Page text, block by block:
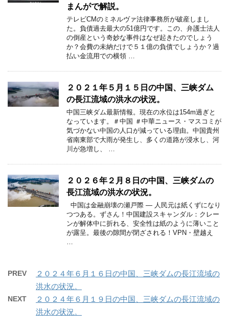
まんがで解説。
テレビCMのミネルヴァ法律事務所が破産しまし
た。負債過去最大の51億円です。この、弁護士法人
の倒産という奇妙な事件はなぜ起きたのでしょう
か？会費の未納だけで５１億の負債でしょうか？過
払い金流用での横領 …
２０２１年５月１５日の中国、三峡ダム
の長江流域の洪水の状況。
中国三峡ダム最新情報。現在の水位は154m過ぎと
なっています。＃中国 ＃中華ニュース・マスコミが
気づかない中国の人口が減っている理由。中国貴州
省南東部で大雨が発生し、多くの道路が浸水し、河
川が急増し、 …
２０２６年２月８日の中国、三峡ダムの
長江流域の洪水の状況。
中国は金融崩壊の瀬戸際 ― 人民元は紙くずになり
つつある。ずさん！中国建設スキャンダル：クレー
ンが解体中に折れる、安全性は紙のように薄いこと
が露呈。最後の隙間が閉ざされる！VPN・壁越え
…
PREV
２０２４年６月１６日の中国、三峡ダムの長江流域の
洪水の状況。
NEXT
２０２４年６月１９日の中国、三峡ダムの長江流域の
洪水の状況。